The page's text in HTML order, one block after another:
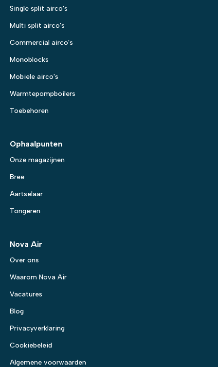
Single split airco's
Multi split airco's
Commercial airco's
Monoblocks
Mobiele airco's
Warmtepompboilers
Toebehoren
Ophaalpunten
Onze magazijnen
Bree
Aartselaar
Tongeren
Nova Air
Over ons
Waarom Nova Air
Vacatures
Blog
Privacyverklaring
Cookiebeleid
Algemene voorwaarden